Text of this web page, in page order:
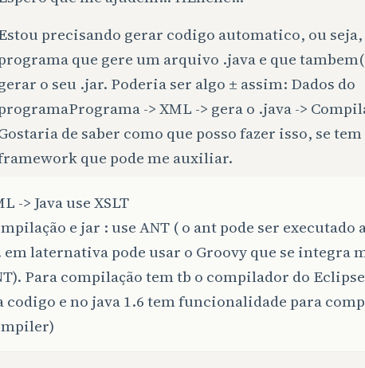
precisando gerar codigo automatico, ou
que gere um arquivo .java e que
o seu .jar. Poderia ser algo ± assim: Dados do
-> XML -> gera o .java ->
de saber como que posso fazer isso, se
que pode me auxiliar.
-> Java use XSLT
e jar : use ANT ( o ant pode ser
em laternativa pode usar o Groovy que se integra
Para compilação tem tb o compilador do
codigo e no java 1.6 tem funcionalidade para